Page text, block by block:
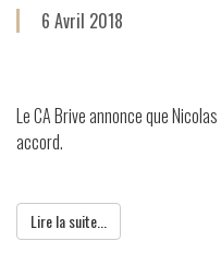
6 Avril 2018
Le CA Brive annonce que
accord.
Lire la suite...